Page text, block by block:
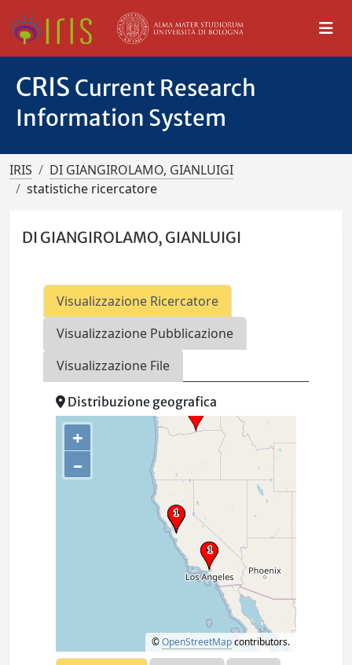
CRIS Current Research
Information System
IRIS
DI GIANGIROLAMO, GIANLUIGI
statistiche ricercatore
DI GIANGIROLAMO, GIANLUIGI
Visualizzazione Ricercatore
Visualizzazione Pubblicazione
Visualizzazione File
Distribuzione geografica
+
–
©OpenStreetMapcontributors.